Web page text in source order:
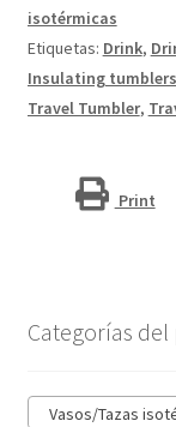
de
bambú
"Bambus"
cantidad
isotérmicas
Etiquetas: Drink,
Insulating tumblers
Travel Tumbler,
Print
Categorías
Vasos/Tazas